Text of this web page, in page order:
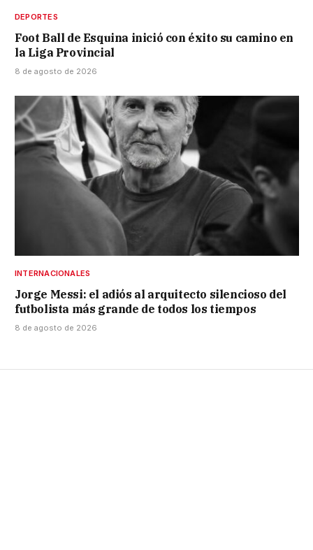
DEPORTES
Foot Ball de Esquina inició con éxito su camino en
la Liga Provincial
8 de agosto de 2026
INTERNACIONALES
Jorge Messi: el adiós al arquitecto silencioso del
futbolista más grande de todos los tiempos
8 de agosto de 2026